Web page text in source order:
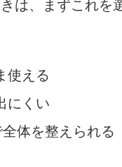
は、まずこれを
使える
にくい
体を整えられる